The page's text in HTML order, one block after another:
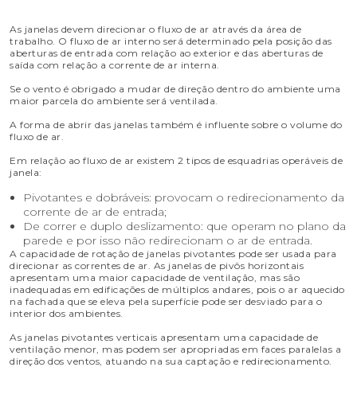
As janelas devem direcionar o fluxo de ar através da área de
trabalho. O fluxo de ar interno será determinado pela posição das
aberturas de entrada com relação ao exterior e das aberturas de
saída com relação a corrente de ar interna.
Se o vento é obrigado a mudar de direção dentro do ambiente uma
maior parcela do ambiente será ventilada.
A forma de abrir das janelas também é influente sobre o volume do
fluxo de ar.
Em relação ao fluxo de ar existem 2 tipos de esquadrias operáveis de
janela:
Pivotantes e dobráveis: provocam o redirecionamento da
corrente de ar de entrada;
De correr e duplo deslizamento: que operam no plano da
parede e por isso não redirecionam o ar de entrada.
A capacidade de rotação de janelas pivotantes pode ser usada para
direcionar as correntes de ar. As janelas de pivôs horizontais
apresentam uma maior capacidade de ventilação, mas são
inadequadas em edificações de múltiplos andares, pois o ar aquecido
na fachada que se eleva pela superfície pode ser desviado para o
interior dos ambientes.
As janelas pivotantes verticais apresentam uma capacidade de
ventilação menor, mas podem ser apropriadas em faces paralelas a
direção dos ventos, atuando na sua captação e redirecionamento.